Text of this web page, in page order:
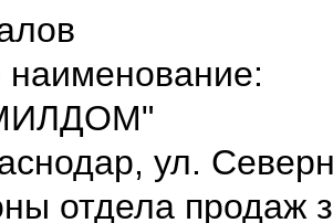
ул.
отдела продаж